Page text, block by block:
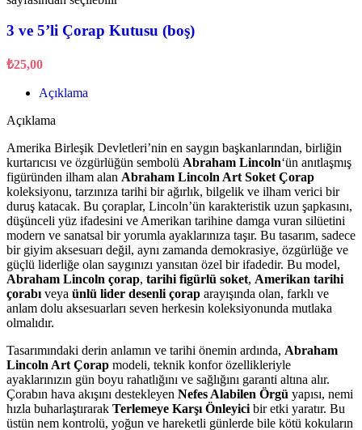
3 ve 5’li Çorap Kutusu (boş)
₺25,00
Açıklama
Açıklama
Amerika Birleşik Devletleri’nin en saygın başkanlarından, birliğin
kurtarıcısı ve özgürlüğün sembolü Abraham Lincoln‘ün anıtlaşmış
figüründen ilham alan Abraham Lincoln Art Soket Çorap
koleksiyonu, tarzınıza tarihi bir ağırlık, bilgelik ve ilham verici bir
duruş katacak. Bu çoraplar, Lincoln’ün karakteristik uzun şapkasını,
düşünceli yüz ifadesini ve Amerikan tarihine damga vuran silüetini
modern ve sanatsal bir yorumla ayaklarınıza taşır. Bu tasarım, sadece
bir giyim aksesuarı değil, aynı zamanda demokrasiye, özgürlüğe ve
güçlü liderliğe olan saygınızı yansıtan özel bir ifadedir. Bu model,
Abraham Lincoln çorap, tarihi figürlü soket, Amerikan tarihi
çorabı veya ünlü lider desenli çorap arayışında olan, farklı ve
anlam dolu aksesuarları seven herkesin koleksiyonunda mutlaka
olmalıdır.
Tasarımındaki derin anlamın ve tarihi önemin ardında, Abraham
Lincoln Art Çorap modeli, teknik konfor özellikleriyle
ayaklarınızın gün boyu rahatlığını ve sağlığını garanti altına alır.
Çorabın hava akışını destekleyen Nefes Alabilen Örgü yapısı, nemi
hızla buharlaştırarak Terlemeye Karşı Önleyici bir etki yaratır. Bu
üstün nem kontrolü, yoğun ve hareketli günlerde bile kötü kokuların